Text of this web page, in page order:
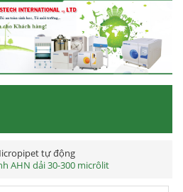
tự động
AHN dải 30-300 micrôlit